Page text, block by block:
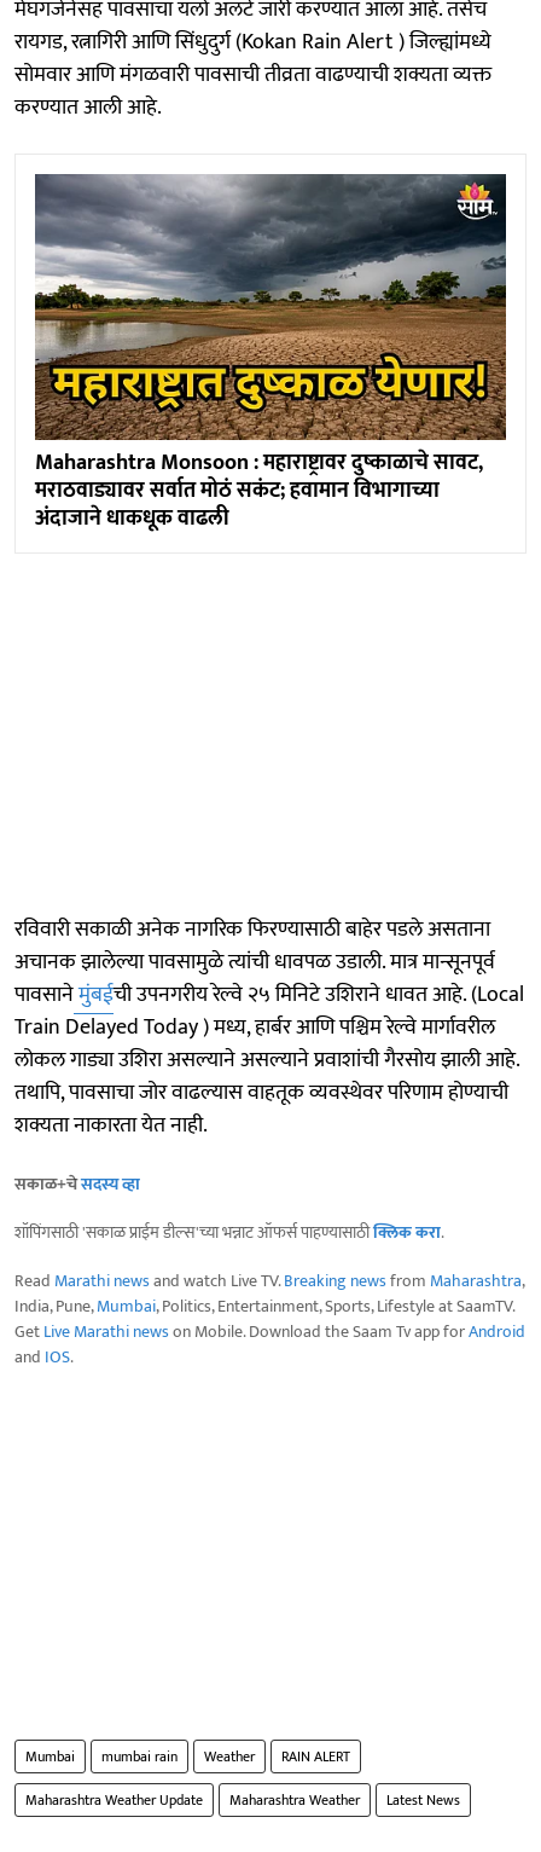
मेघगर्जनेसह पावसाचा यलो अलर्ट जारी करण्यात आला आहे. तसेच
रायगड, रत्नागिरी आणि सिंधुदुर्ग (Kokan Rain Alert ) जिल्ह्यांमध्ये
सोमवार आणि मंगळवारी पावसाची तीव्रता वाढण्याची शक्यता व्यक्त
करण्यात आली आहे.
Maharashtra Monsoon : महाराष्ट्रावर दुष्काळाचे सावट,
मराठवाड्यावर सर्वात मोठं सकंट; हवामान विभागाच्या
अंदाजाने धाकधूक वाढली
रविवारी सकाळी अनेक नागरिक फिरण्यासाठी बाहेर पडले असताना
अचानक झालेल्या पावसामुळे त्यांची धावपळ उडाली. मात्र मान्सूनपूर्व
पावसानेमुंबईची उपनगरीय रेल्वे २५ मिनिटे उशिराने धावत आहे. (Local
Train Delayed Today ) मध्य, हार्बर आणि पश्चिम रेल्वे मार्गावरील
लोकल गाड्या उशिरा असल्याने असल्याने प्रवाशांची गैरसोय झाली आहे.
तथापि, पावसाचा जोर वाढल्यास वाहतूक व्यवस्थेवर परिणाम होण्याची
शक्यता नाकारता येत नाही.
सकाळ+चेसदस्य व्हा
शॉपिंगसाठी 'सकाळ प्राईम डील्स'च्या भन्नाट ऑफर्स पाहण्यासाठीक्लिक करा.
Read Marathi newsand watch Live TV.Breaking newsfrom Maharashtra,
India, Pune,Mumbai, Politics, Entertainment, Sports, Lifestyle at SaamTV.
GetLive Marathi newson Mobile. Download the Saam Tv app forAndroid
and IOS.
Mumbai mumbai rain Weather
RAIN ALERT
Maharashtra Weather Update
Maharashtra Weather Latest News